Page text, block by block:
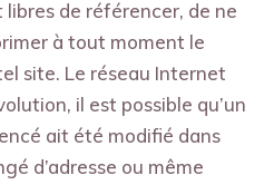
de référencer, de ne
à tout moment le
site. Le réseau Internet
il est possible qu’un
ait été modifié dans
d’adresse ou même